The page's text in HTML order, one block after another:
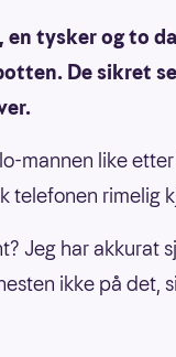
en tysker og to
De sikret
mannen like
telefonen rimelig
Jeg har akkurat
ikke på det,